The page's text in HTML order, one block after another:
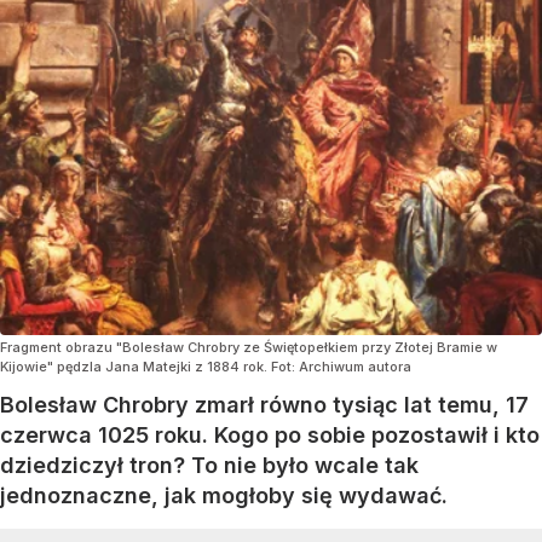
Fragment obrazu "Bolesław Chrobry ze Świętopełkiem przy Złotej Bramie w
Kijowie" pędzla Jana Matejki z 1884 rok. Fot: Archiwum autora
Bolesław Chrobry zmarł równo tysiąc lat temu, 17
czerwca 1025 roku. Kogo po sobie pozostawił i kto
dziedziczył tron? To nie było wcale tak
jednoznaczne, jak mogłoby się wydawać.